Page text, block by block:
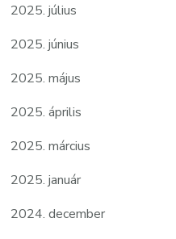
2025. július
2025. június
2025. május
2025. április
2025. március
2025. január
2024. december